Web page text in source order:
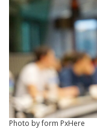
Photo by form PxHere